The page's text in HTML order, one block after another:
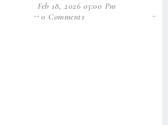
Feb 18, 2026 03:00 Pm
0 Comments